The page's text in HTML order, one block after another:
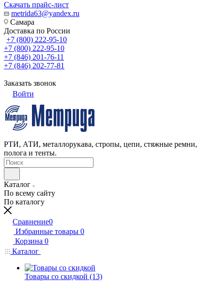
Скачать прайс-лист
metrida63@yandex.ru
Самара
Доставка по России
+7 (800) 222-95-10
+7 (800) 222-95-10
+7 (846) 201-76-11
+7 (846) 202-77-81
Заказать звонок
Войти
РТИ, АТИ, металлорукава, стропы, цепи, стяжные ремни,
полога и тенты.
Каталог
По всему сайту
По каталогу
Сравнение0
Избранные товары 0
Корзина 0
Каталог
Товары со скидкой (13)